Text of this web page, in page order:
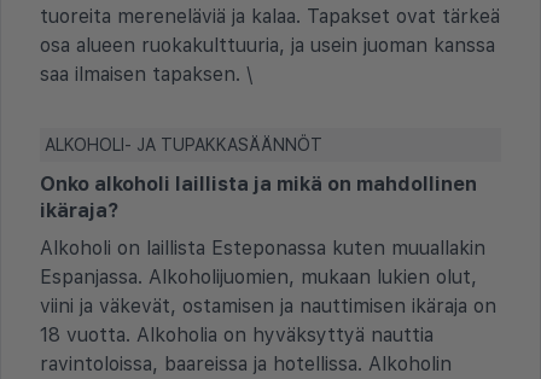
tuoreita mereneläviä ja kalaa. Tapakset ovat tärkeä
osa alueen ruokakulttuuria, ja usein juoman kanssa
saa ilmaisen tapaksen. \
ALKOHOLI- JA TUPAKKASÄÄNNÖT
Onko alkoholi laillista ja mikä on mahdollinen
ikäraja?
Alkoholi on laillista Esteponassa kuten muuallakin
Espanjassa. Alkoholijuomien, mukaan lukien olut,
viini ja väkevät, ostamisen ja nauttimisen ikäraja on
18 vuotta. Alkoholia on hyväksyttyä nauttia
ravintoloissa, baareissa ja hotellissa. Alkoholin